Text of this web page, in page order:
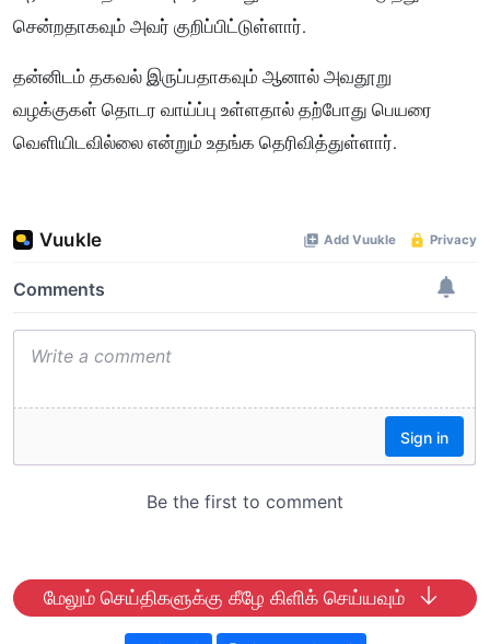
சென்றதாகவும் அவர் குறிப்பிட்டுள்ளார்.
தன்னிடம் தகவல் இருப்பதாகவும் ஆனால் அவதூறு
வழக்குகள் தொடர வாய்ப்பு உள்ளதால் தற்போது பெயரை
வெளியிடவில்லை என்றும் உதங்க தெரிவித்துள்ளார்.
மேலும் செய்திகளுக்கு கீழே கிளிக் செய்யவும்